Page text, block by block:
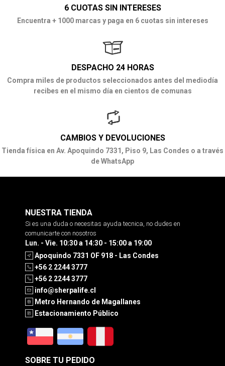
6 CUOTAS SIN INTERESES
Encuentra + 1000 marcas y paga en 6 cuotas sin intereses
DESPACHO 24 HORAS
Compra miles de productos seleccionados antes del mediodía
recibes en el mismo día en cientos de comunas
CAMBIOS Y DEVOLUCIONES
Tienda física en Av. Apoquindo 7331, Piso 9, Las Condes o a través
de WhatsApp
NUESTRA TIENDA
Si es una duda o necesitas ayuda tecnica, no dudes en
comunicarte con nosotros
Lun. - Vie. 10:30 a 14:30 - 15:00 a 19:00
Apoquindo 7331 OF 918 - Las Condes
+56 2 2244 3777
+56 2 2244 3777
info@sherpalife.cl
Metro Hernando de Magallanes
Estacionamiento Público
SOBRE TU PEDIDO